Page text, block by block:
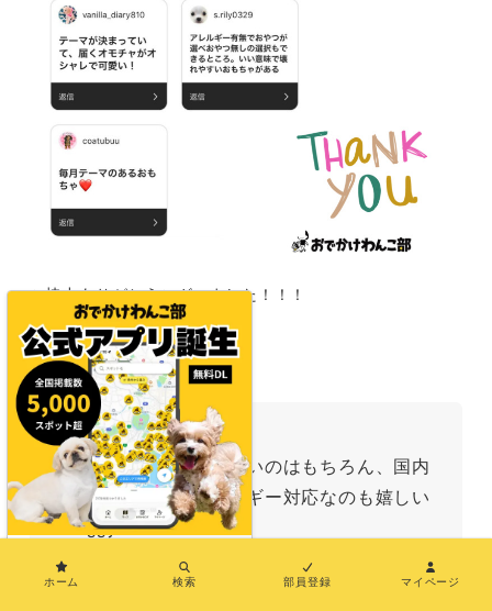
ご協力ありがとうございました！！！
可愛いおもちゃが嬉しいのはもちろん、国内
生産のおやつやアレルギー対応なのも嬉しい
Doggy Box！
ホーム 検索 部員登録 マイページ